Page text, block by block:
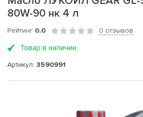
80W-90 нк 4 л
Рейтинг 0.0 0 отзывов
Товар в наличии
Артикул: 3590991